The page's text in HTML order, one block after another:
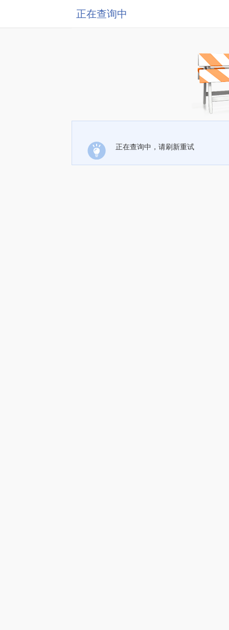
正在查询中
正在查询中，请刷新重试